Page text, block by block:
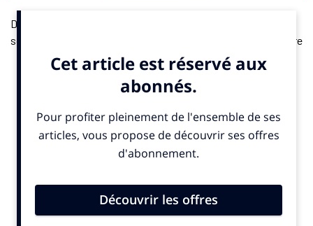
Dans
sociologue, docteur en histoire du sport, responsable de chaire
ou chercheur s’interroge sur l’avenir du football professionnel.
Pour eux, il y a bien longtemps que le foot n’est plus un jeu, et
qu’il est devenu un business mondial jusqu’au fin fond des rues
tous les stades, dans les tribunes, chez les élus. Chacun veut
désormais son “club mondial”. Chacun propose une vision ou
une solution pour réformer un système à bout de souffle. Ce
ancré dans son époque.
Un autre foot est possible,de Stéphane Beaud, Jérôme